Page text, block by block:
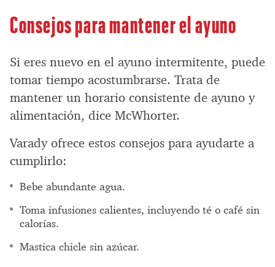
Consejos para mantener el ayuno
Si eres nuevo en el ayuno intermitente, puede
tomar tiempo acostumbrarse. Trata de
mantener un horario consistente de ayuno y
alimentación, dice McWhorter.
Varady ofrece estos consejos para ayudarte a
cumplirlo:
Bebe abundante agua.
Toma infusiones calientes, incluyendo té o café sin
calorías.
Mastica chicle sin azúcar.